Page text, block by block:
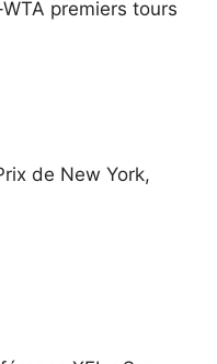
premiers tours
de New York,